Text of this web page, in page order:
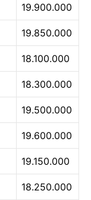
19.900.000
19.850.000
18.100.000
18.300.000
19.500.000
19.600.000
19.150.000
18.250.000